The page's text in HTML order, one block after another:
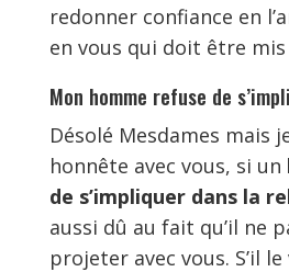
redonner confiance en
en vous qui doit être mis
Mon homme refuse de
Désolé Mesdames mais
honnête avec vous, si un
de s’impliquer dans la
aussi dû au fait qu’il ne
projeter avec vous. S’il